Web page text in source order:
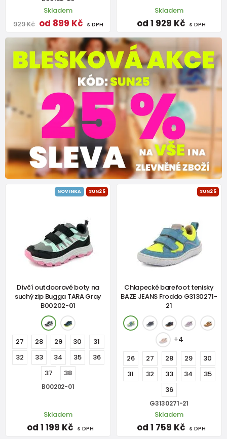
Skladem
929 Kč od 899 Kč s DPH
Skladem
od 1 929 Kč s DPH
NOVINKA SUN25
Dívčí outdoorové boty na
suchý zip Bugga TARA Gray
B00202-01
27 28 29 30
31
32
33 34 35
36
37
38
B00202-01
Skladem
od 1 199 Kč s DPH
SUN25
Chlapecké barefoot tenisky
BAZE JEANS Froddo G3130271-
21
+4
26 27 28 29
30
31
32 33 34
35
36
G3130271-21
Skladem
od 1 759 Kč s DPH